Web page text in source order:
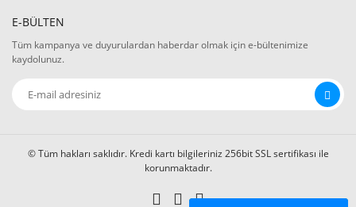
E-BÜLTEN
Tüm kampanya ve duyurulardan haberdar olmak için e-bültenimize
kaydolunuz.
© Tüm hakları saklıdır. Kredi kartı bilgileriniz 256bit SSL sertifikası ile
korunmaktadır.